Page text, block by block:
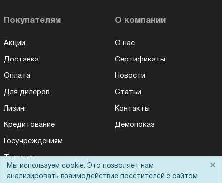
Покупателям
Акции
Доставка
Оплата
Для дилеров
Лизинг
Кредитование
Госучреждениям
Тендеры
Бренды
О компании
О нас
Сертификаты
Новости
Статьи
Контакты
Демопоказ
Мы используем cookie. Это позволяет нам
анализировать взаимодействие посетителей с сайтом
×